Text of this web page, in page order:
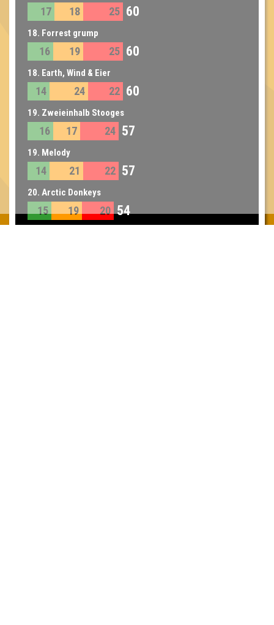
17 18 25 60
18. Forrest grump
16 19 25 60
18. Earth, Wind & Eier
14 24 22 60
19. Zweieinhalb Stooges
16 17 24 57
19. Melody
14 21 22 57
20. Arctic Donkeys
15 19 20 54